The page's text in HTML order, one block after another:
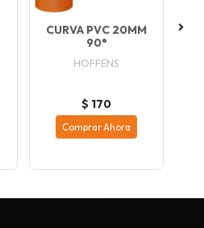
CURVA PVC 20MM
90°
HOFFENS
$ 170
Comprar Ahora